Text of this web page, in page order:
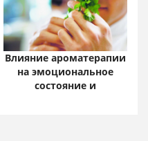
Влияние ароматерапии
на эмоциональное
состояние и